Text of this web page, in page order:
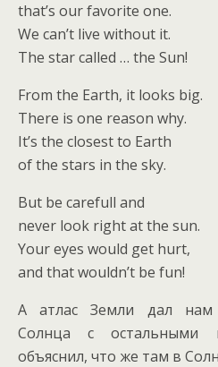
that’s our favorite one.
We can’t live without it.
The star called … the Sun!
From the Earth, it looks big.
There is one reason why.
It’s the closest to Earth
of the stars in the sky.
But be carefull and
never look right at the sun.
Your eyes would get hurt,
and that wouldn’t be fun!
А атлас Земли дал нам
Солнца с остальными
объяснил, что же там в